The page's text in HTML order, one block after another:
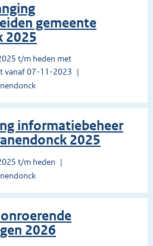
gemeente
2025
t/m heden met
vanaf 07-11-2023
informatiebeheer
2025
t/m heden
2026